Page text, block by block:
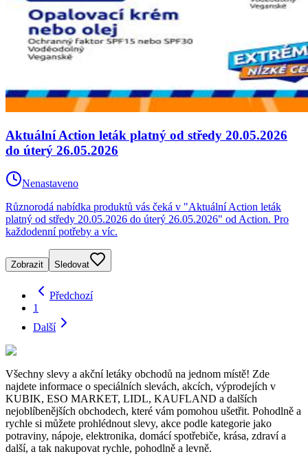
Aktuální Action leták platný od středy 20.05.2026
do úterý 26.05.2026
Nenastaveno
Různorodá nabídka produktů vás čeká v "Aktuální Action leták
platný od středy 20.05.2026 do úterý 26.05.2026" od Action. Pro
každodenní potřeby a víc.
Zobrazit Sledovat
Předchozí
1
Další
Všechny slevy a akční letáky obchodů na jednom místě! Zde
najdete informace o speciálních slevách, akcích, výprodejích v
KUBIK, ESO MARKET, LIDL, KAUFLAND a dalších
nejoblíbenějších obchodech, které vám pomohou ušetřit. Pohodlně a
rychle si můžete prohlédnout slevy, akce podle kategorie jako
potraviny, nápoje, elektronika, domácí spotřebiče, krása, zdraví a
další, a tak nakupovat rychle, pohodlně a levně.